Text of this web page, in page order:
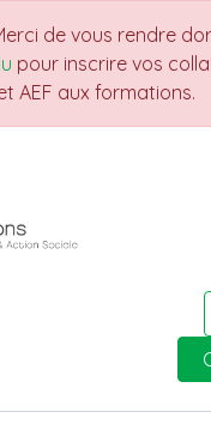
de vous rendre
pour inscrire vos
AEF aux formations.